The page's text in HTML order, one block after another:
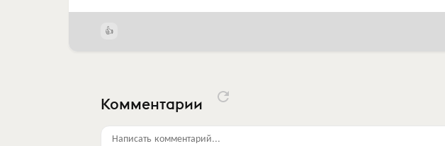
Комментарии
Написать комментарий...